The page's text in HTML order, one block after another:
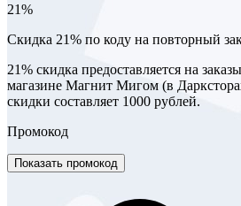
21%
​Скидка 21% по коду на повторный
21% скидка предоставляется на
магазине Магнит Мигом (в
скидки составляет 1000 рублей.
Промокод
Показать промокод